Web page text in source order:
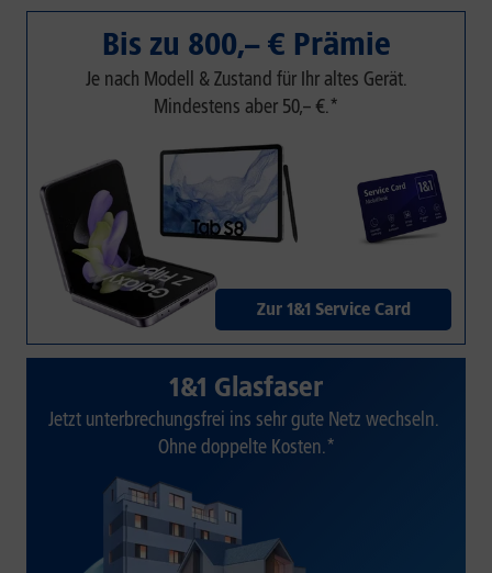
Bis zu 800,– € Prämie
Je nach Modell & Zustand für Ihr altes Gerät.
Mindestens aber 50,– €.*
Zur 1&1 Service Card
1&1 Glasfaser
Jetzt unterbrechungsfrei ins sehr gute Netz wechseln.
Ohne doppelte Kosten.*